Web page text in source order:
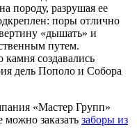
породу, разрушая ее
поры отлично
«дышать» и
путем.
камня создавались
дель Пополо и Собора
«Мастер Групп»
можно заказать заборы из